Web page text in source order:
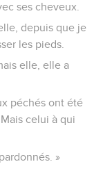
ses cheveux.
depuis que je
les pieds.
elle, elle a
péchés ont été
celui à qui
»